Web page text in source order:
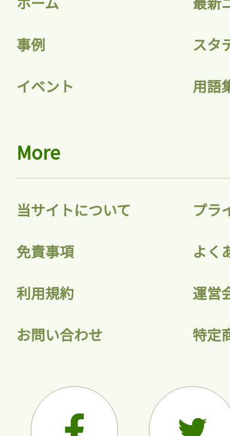
記事をお気に入りに
会員登録
事例 スタ
イベント 用語
More
当サイトについて プラ
免責事項 よく
利用規約 運営
お問い合わせ 特定